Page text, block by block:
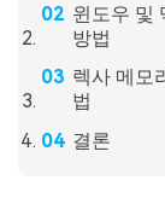
윈도우 및
방법
렉사 메모
법
결론